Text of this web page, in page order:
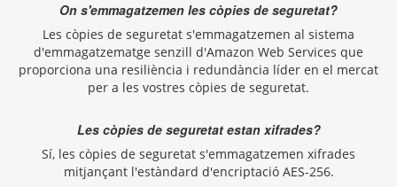
On s'emmagatzemen les còpies de seguretat?
Les còpies de seguretat s'emmagatzemen al sistema
d'emmagatzematge senzill d'Amazon Web Services que
proporciona una resiliència i redundància líder en el mercat
per a les vostres còpies de seguretat.
Les còpies de seguretat estan xifrades?
Sí, les còpies de seguretat s'emmagatzemen xifrades
mitjançant l'estàndard d'encriptació AES-256.